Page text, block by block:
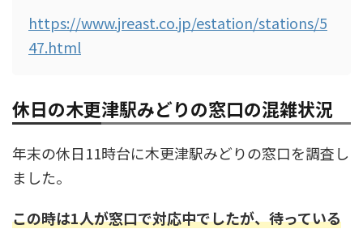
https://www.jreast.co.jp/estation/stations/5
47.html
休日の木更津駅みどりの窓口の混雑状況
年末の休日11時台に木更津駅みどりの窓口を調査し
ました。
この時は1人が窓口で対応中でしたが、待っている